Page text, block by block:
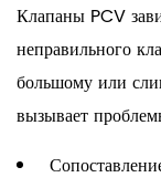
Клапаны PCV
неправильного
большому или
вызывает